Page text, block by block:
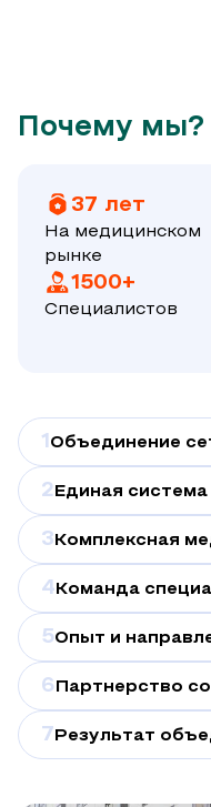
Почему мы?
37 лет
На медицинском
рынке
1500+
Специалистов
1 Объединение
2 Единая
3 Комплексная
4 Команда
5Опыт и
6 Партнерство
7 Результат